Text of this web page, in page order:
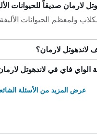
لارمان صديقاً للحيوانات
ولمعظم الحيوانات
لاندهوتل لارمان؟
الواي فاي في لاندهوتل
عرض المزيد من الأسئلة